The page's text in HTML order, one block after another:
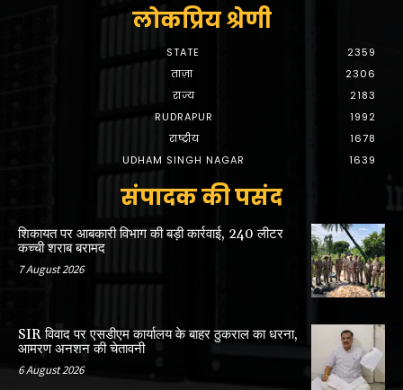
लोकप्रिय श्रेणी
STATE
2359
ताज़ा
2306
राज्य
2183
RUDRAPUR
1992
राष्ट्रीय
1678
UDHAM SINGH NAGAR
1639
संपादक की पसंद
शिकायत पर आबकारी विभाग की बड़ी कार्रवाई, 240 लीटर
कच्ची शराब बरामद
7 August 2026
SIR विवाद पर एसडीएम कार्यालय के बाहर ठुकराल का धरना,
आमरण अनशन की चेतावनी
6 August 2026